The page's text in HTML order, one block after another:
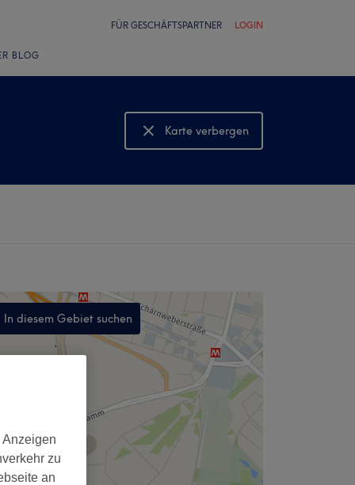
FÜR GESCHÄFTSPARTNER LOGIN
BLOG
Karte verbergen
Karte anzeigen
In diesem Gebiet suchen
,
zu
an